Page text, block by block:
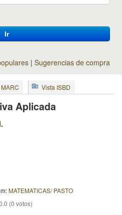
Ir
Sugerencias de compra
Vista ISBD
Aplicada
.
MATEMATICAS/ PASTO
(0 votos)